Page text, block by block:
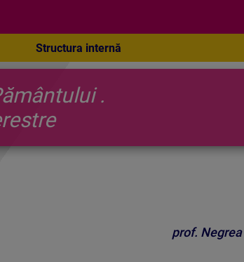
Structura internă
a Pământului
prof.